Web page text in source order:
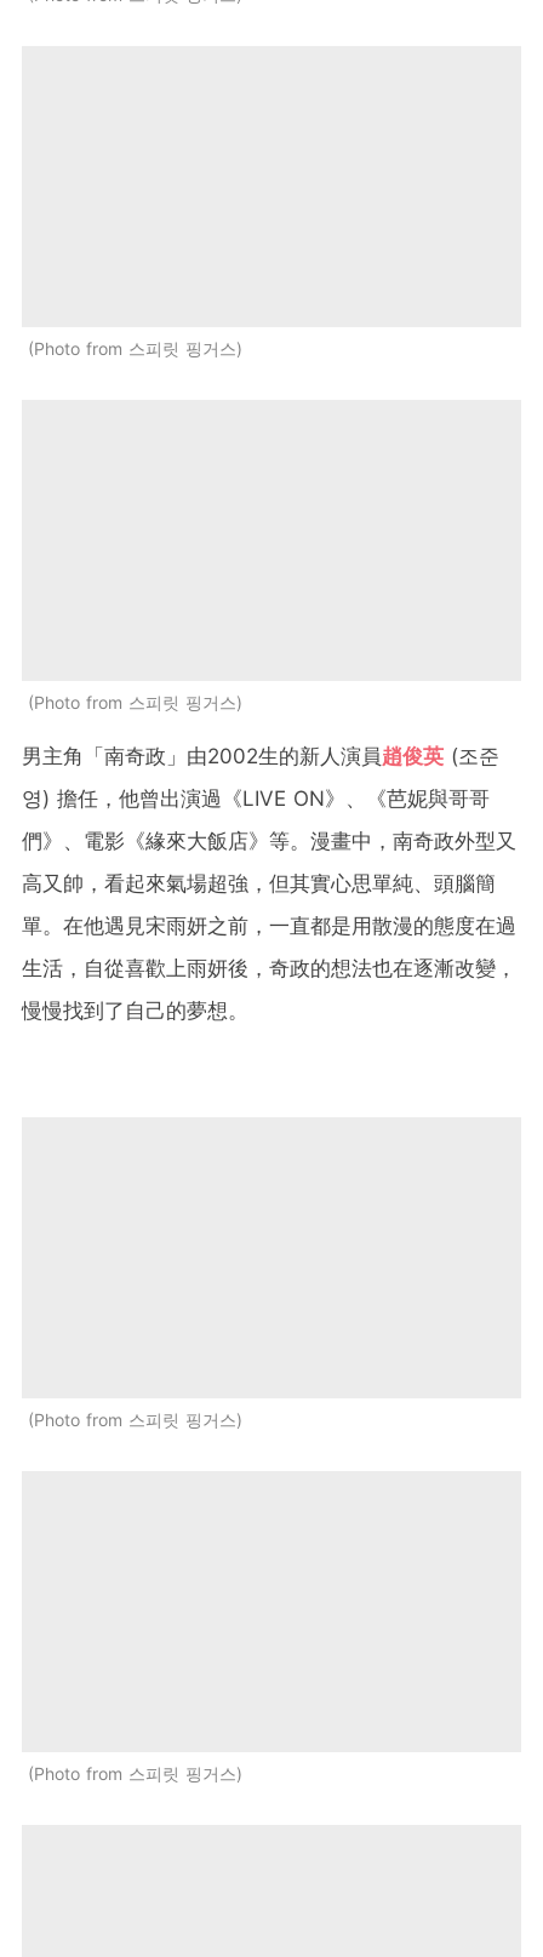
Photo from 스피릿 핑거스
Photo from 스피릿 핑거스
男主角「南奇政」由2002生的新人演員趙俊英 (조준
영) 擔任，他曾出演過《LIVE ON》、《芭妮與哥哥
們》、電影《緣來大飯店》等。漫畫中，南奇政外型又
高又帥，看起來氣場超強，但其實心思單純、頭腦簡
單。在他遇見宋雨妍之前，一直都是用散漫的態度在過
生活，自從喜歡上雨妍後，奇政的想法也在逐漸改變，
慢慢找到了自己的夢想。
Photo from 스피릿 핑거스
Photo from 스피릿 핑거스